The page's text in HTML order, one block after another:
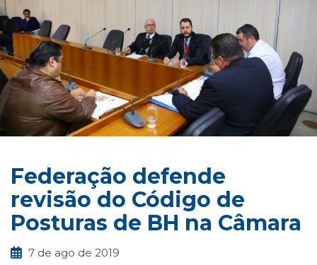
Federação defende
revisão do Código de
Posturas de BH na Câmara
7 de ago de 2019